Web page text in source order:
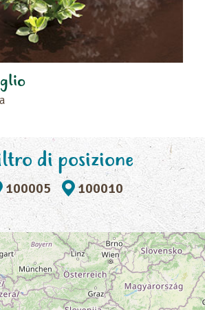
di posizione
100005 100010